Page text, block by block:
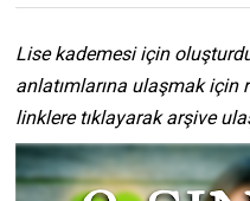
Lise kademesi için
anlatımlarına ulaşmak için
linklere tıklayarak arşive